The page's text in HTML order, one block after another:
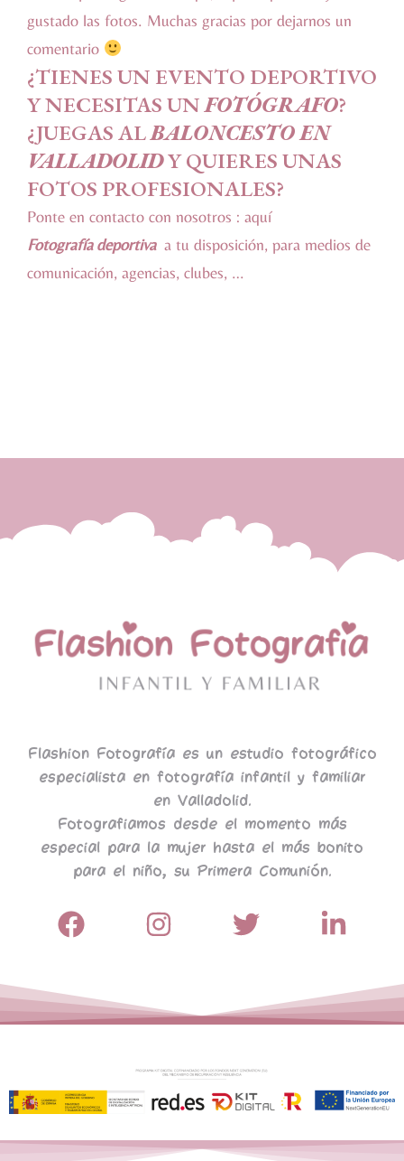
gustado las fotos. Muchas gracias por dejarnos un
comentario
¿TIENES UN EVENTO DEPORTIVO
Y NECESITAS UNFOTÓGRAFO?
¿JUEGAS ALBALONCESTO EN
VALLADOLIDY QUIERES UNAS
FOTOS PROFESIONALES?
Ponte en contacto con nosotros : aquí
Fotografía deportiva a tu disposición, para medios de
comunicación, agencias, clubes, …
Flashion Fotografía es un estudio fotográfico
especialista en fotografía infantil y familiar
en Valladolid.
Fotografiamos desde el momento más
especial para la mujer hasta el más bonito
para el niño, su Primera Comunión.